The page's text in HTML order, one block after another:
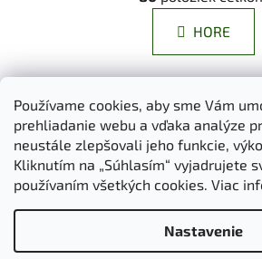
Používame cookies, aby sme Vám
prehliadanie webu a vďaka analýze
neustále zlepšovali jeho funkcie,
Kliknutím na „Súhlasím“ vyjadrujete
používaním všetkých cookies. Viac
Nastavenie
l
á
d
a
c
i
e
p
r
y
n
k
v
a
n
e
HORE
Dokumenty na stiahnutie
Obchodné podmienky Ochrana
Kontakty Informácie o
Ošetrovanie a údržba výrobkov